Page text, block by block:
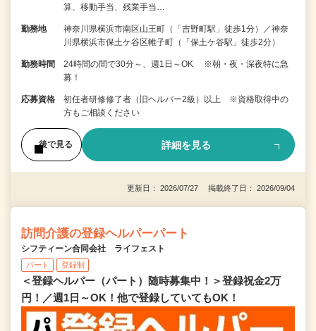
算、移動手当、残業手当…
勤務地
神奈川県横浜市南区山王町（「吉野町駅」徒歩1分）／神奈
川県横浜市保土ケ谷区帷子町（「保土ケ谷駅」徒歩2分）
勤務時間
24時間の間で30分～、週1日～OK ※朝・夜・深夜特に急
募！
応募資格
初任者研修修了者（旧ヘルパー2級）以上 ※資格取得中の
方もご相談ください
後で見る 詳細を見る
更新日： 2026/07/27 掲載終了日： 2026/09/04
訪問介護の登録ヘルパーパート
シフティーン合同会社 ライフェスト
パート 登録制
＜登録ヘルパー（パート）随時募集中！＞登録祝金2万
円！／週1日～OK！他で登録していてもOK！